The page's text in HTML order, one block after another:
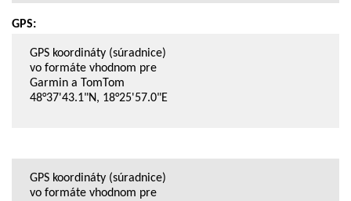
GPS:
GPS koordináty (súradnice)
vo formáte vhodnom pre
Garmin a TomTom
48°37'43.1"N, 18°25'57.0"E
GPS koordináty (súradnice)
vo formáte vhodnom pre